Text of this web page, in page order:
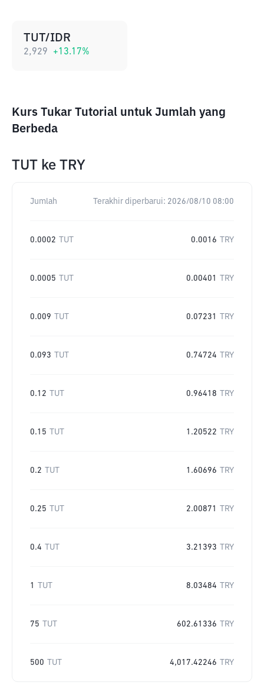
TUT/IDR
2,929 +13.17%
Kurs Tukar Tutorial untuk Jumlah yang
Berbeda
TUT ke TRY
Jumlah Terakhir diperbarui: 2026/08/10 08:00
0.0002 TUT 0.0016 TRY
0.0005 TUT 0.00401 TRY
0.009 TUT 0.07231 TRY
0.093 TUT 0.74724 TRY
0.12 TUT 0.96418 TRY
0.15 TUT 1.20522 TRY
0.2 TUT 1.60696 TRY
0.25 TUT 2.00871 TRY
0.4 TUT 3.21393 TRY
1 TUT 8.03484 TRY
75 TUT 602.61336 TRY
500 TUT 4,017.42246 TRY